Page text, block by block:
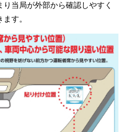
当局が外部から確認しやすく
す。